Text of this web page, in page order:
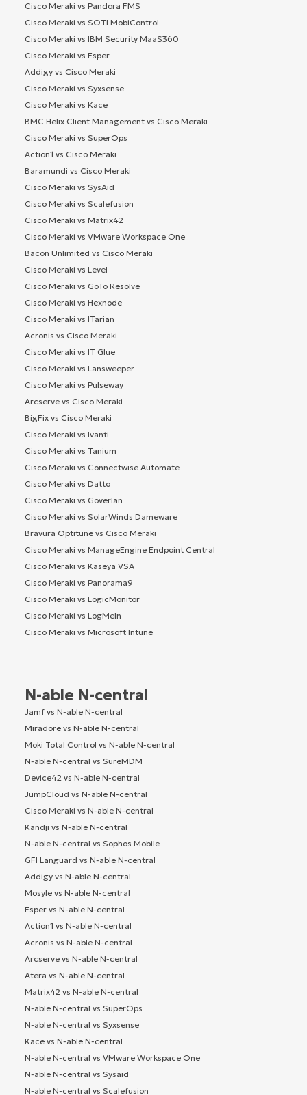
Cisco Meraki vs Pandora FMS
Cisco Meraki vs SOTI MobiControl
Cisco Meraki vs IBM Security MaaS360
Cisco Meraki vs Esper
Addigy vs Cisco Meraki
Cisco Meraki vs Syxsense
Cisco Meraki vs Kace
BMC Helix Client Management vs Cisco Meraki
Cisco Meraki vs SuperOps
Action1 vs Cisco Meraki
Baramundi vs Cisco Meraki
Cisco Meraki vs SysAid
Cisco Meraki vs Scalefusion
Cisco Meraki vs Matrix42
Cisco Meraki vs VMware Workspace One
Bacon Unlimited vs Cisco Meraki
Cisco Meraki vs Level
Cisco Meraki vs GoTo Resolve
Cisco Meraki vs Hexnode
Cisco Meraki vs ITarian
Acronis vs Cisco Meraki
Cisco Meraki vs IT Glue
Cisco Meraki vs Lansweeper
Cisco Meraki vs Pulseway
Arcserve vs Cisco Meraki
BigFix vs Cisco Meraki
Cisco Meraki vs Ivanti
Cisco Meraki vs Tanium
Cisco Meraki vs Connectwise Automate
Cisco Meraki vs Datto
Cisco Meraki vs Goverlan
Cisco Meraki vs SolarWinds Dameware
Bravura Optitune vs Cisco Meraki
Cisco Meraki vs ManageEngine Endpoint Central
Cisco Meraki vs Kaseya VSA
Cisco Meraki vs Panorama9
Cisco Meraki vs LogicMonitor
Cisco Meraki vs LogMeIn
Cisco Meraki vs Microsoft Intune
N-able N-central
Jamf vs N-able N-central
Miradore vs N-able N-central
Moki Total Control vs N-able N-central
N-able N-central vs SureMDM
Device42 vs N-able N-central
JumpCloud vs N-able N-central
Cisco Meraki vs N-able N-central
Kandji vs N-able N-central
N-able N-central vs Sophos Mobile
GFI Languard vs N-able N-central
Addigy vs N-able N-central
Mosyle vs N-able N-central
Esper vs N-able N-central
Action1 vs N-able N-central
Acronis vs N-able N-central
Arcserve vs N-able N-central
Atera vs N-able N-central
Matrix42 vs N-able N-central
N-able N-central vs SuperOps
N-able N-central vs Syxsense
Kace vs N-able N-central
N-able N-central vs VMware Workspace One
N-able N-central vs Sysaid
N-able N-central vs Scalefusion